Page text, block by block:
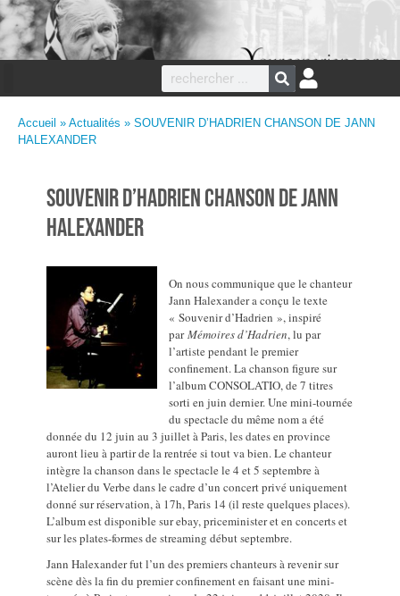
Accueil » Actualités » SOUVENIR D’HADRIEN CHANSON DE JANN
HALEXANDER
SOUVENIR D’HADRIEN CHANSON DE JANN
HALEXANDER
On nous communique que le chanteur
Jann Halexander a conçu le texte
« Souvenir d’Hadrien », inspiré
parMémoires d’Hadrien, lu par
l’artiste pendant le premier
confinement. La chanson figure sur
l’album CONSOLATIO, de 7 titres
sorti en juin dernier. Une mini-tournée
du spectacle du même nom a été
donnée du 12 juin au 3 juillet à Paris, les dates en province
auront lieu à partir de la rentrée si tout va bien. Le chanteur
intègre la chanson dans le spectacle le 4 et 5 septembre à
l’Atelier du Verbe dans le cadre d’un concert privé uniquement
donné sur réservation, à 17h, Paris 14 (il reste quelques places).
L’album est disponible sur ebay, priceminister et en concerts et
sur les plates-formes de streaming début septembre.
Jann Halexander fut l’un des premiers chanteurs à revenir sur
scène dès la fin du premier confinement en faisant une mini-